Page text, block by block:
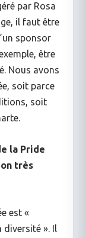
par Rosa
il faut être
sponsor
être
Nous avons
soit parce
soit
la Pride
très
est «
diversité ». Il